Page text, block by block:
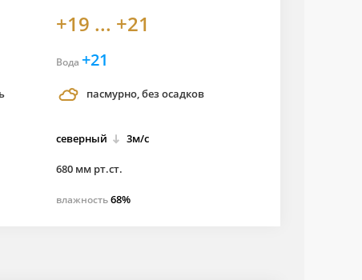
+19 ... +21
Вода +21
пасмурно, без осадков
северный 3м/с
680 мм рт.ст.
влажность68%